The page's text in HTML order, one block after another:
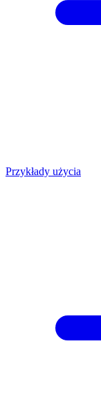
Przykłady użycia